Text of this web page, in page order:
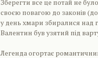
Зберегти все це потай не
своєю повагою до законів
у день хмари збиралися над
Валентин був узятий під
Легенда огортає